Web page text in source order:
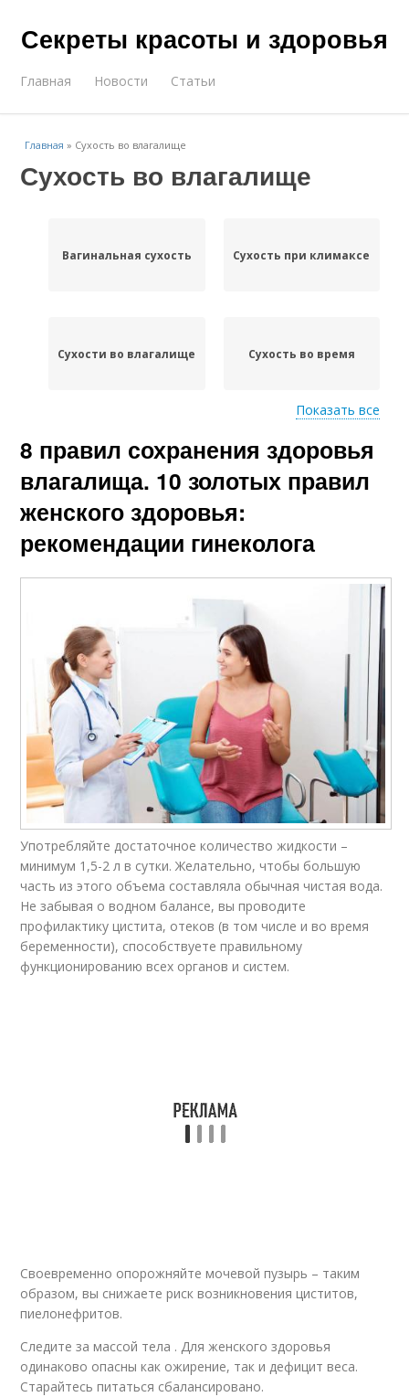
Секреты красоты и здоровья
Главная Новости Статьи
Главная » Сухость во влагалище
Сухость во влагалище
Вагинальная сухость Сухость при климаксе
Сухости во влагалище Сухость во время
Свечи от сухости
Показать все
8 правил сохранения здоровья
влагалища. 10 золотых правил
женского здоровья:
рекомендации гинеколога
Употребляйте достаточное количество жидкости –
минимум 1,5-2 л в сутки. Желательно, чтобы большую
часть из этого объема составляла обычная чистая вода.
Не забывая о водном балансе, вы проводите
профилактику цистита, отеков (в том числе и во время
беременности), способствуете правильному
функционированию всех органов и систем.
Своевременно опорожняйте мочевой пузырь – таким
образом, вы снижаете риск возникновения циститов,
пиелонефритов.
Следите за массой тела . Для женского здоровья
одинаково опасны как ожирение, так и дефицит веса.
Старайтесь питаться сбалансировано.